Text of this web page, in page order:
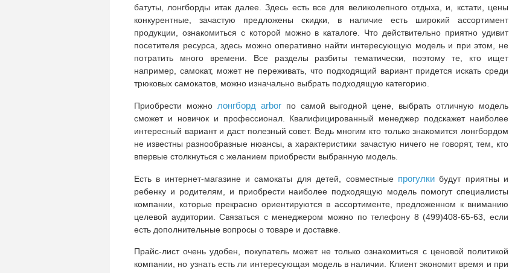
батуты, лонгборды итак далее. Здесь есть все для великолепного отдыха, и, кстати, цены
конкурентные, зачастую предложены скидки, в наличие есть широкий ассортимент
продукции, ознакомиться с которой можно в каталоге. Что действительно приятно удивит
посетителя ресурса, здесь можно оперативно найти интересующую модель и при этом, не
потратить много времени. Все разделы разбиты тематически, поэтому те, кто ищет
например, самокат, может не переживать, что подходящий вариант придется искать среди
трюковых самокатов, можно изначально выбрать подходящую категорию.
Приобрести можно лонгборд arborпо самой выгодной цене, выбрать отличную модель
сможет и новичок и профессионал. Квалифицированный менеджер подскажет наиболее
интересный вариант и даст полезный совет. Ведь многим кто только знакомится лонгбордом
не известны разнообразные нюансы, а характеристики зачастую ничего не говорят, тем, кто
впервые столкнуться с желанием приобрести выбранную модель.
Есть в интернет-магазине и самокаты для детей, совместные прогулкибудут приятны и
ребенку и родителям, и приобрести наиболее подходящую модель помогут специалисты
компании, которые прекрасно ориентируются в ассортименте, предложенном к вниманию
целевой аудитории. Связаться с менеджером можно по телефону 8 (499)408-65-63, если
есть дополнительные вопросы о товаре и доставке.
Прайс-лист очень удобен, покупатель может не только ознакомиться с ценовой политикой
компании, но узнать есть ли интересующая модель в наличии. Клиент экономит время и при